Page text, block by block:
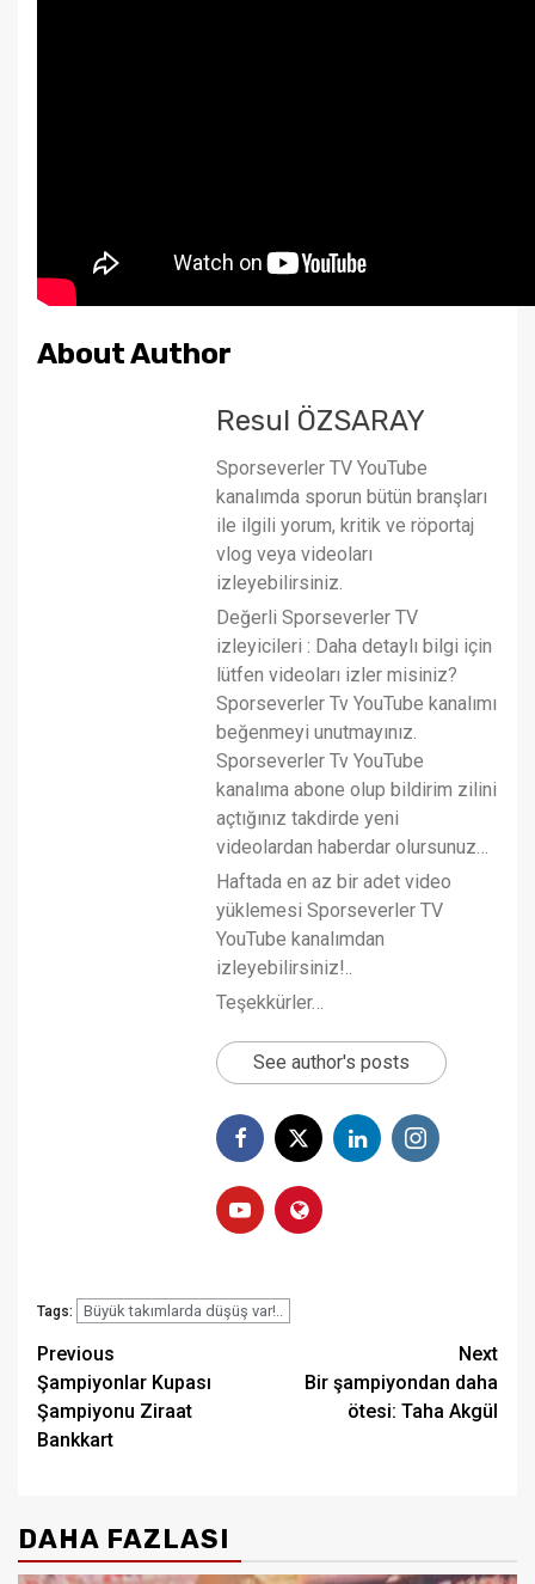
About Author
Resul ÖZSARAY
Sporseverler TV YouTube
kanalımda sporun bütün branşları
ile ilgili yorum, kritik ve röportaj
vlog veya videoları
izleyebilirsiniz.
Değerli Sporseverler TV
izleyicileri : Daha detaylı bilgi için
lütfen videoları izler misiniz?
Sporseverler Tv YouTube kanalımı
beğenmeyi unutmayınız.
Sporseverler Tv YouTube
kanalıma abone olup bildirim zilini
açtığınız takdirde yeni
videolardan haberdar olursunuz…
Haftada en az bir adet video
yüklemesi Sporseverler TV
YouTube kanalımdan
izleyebilirsiniz!..
Teşekkürler…
See author's posts
Tags: Büyük takımlarda düşüş var!..
Post
navigation
Previous
Şampiyonlar Kupası
Şampiyonu Ziraat
Bankkart
Next
Bir şampiyondan daha
ötesi: Taha Akgül
DAHA FAZLASI